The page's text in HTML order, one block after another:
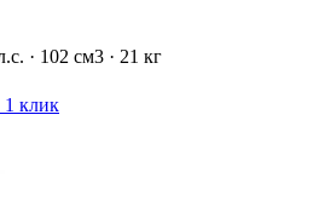
· 102 см3 · 21 кг
1 клик